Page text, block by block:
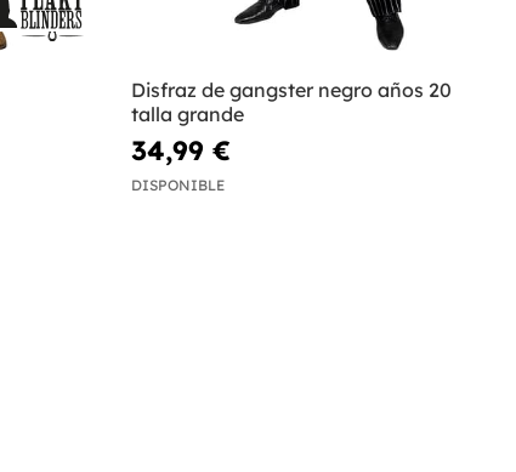
Disfraz de gangster negro años 20
talla grande
34,99 €
DISPONIBLE